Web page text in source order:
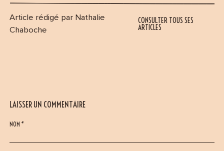
Article rédigé par Nathalie
Chaboche
CONSULTER TOUS SES
ARTICLES
LAISSER UN COMMENTAIRE
NOM *